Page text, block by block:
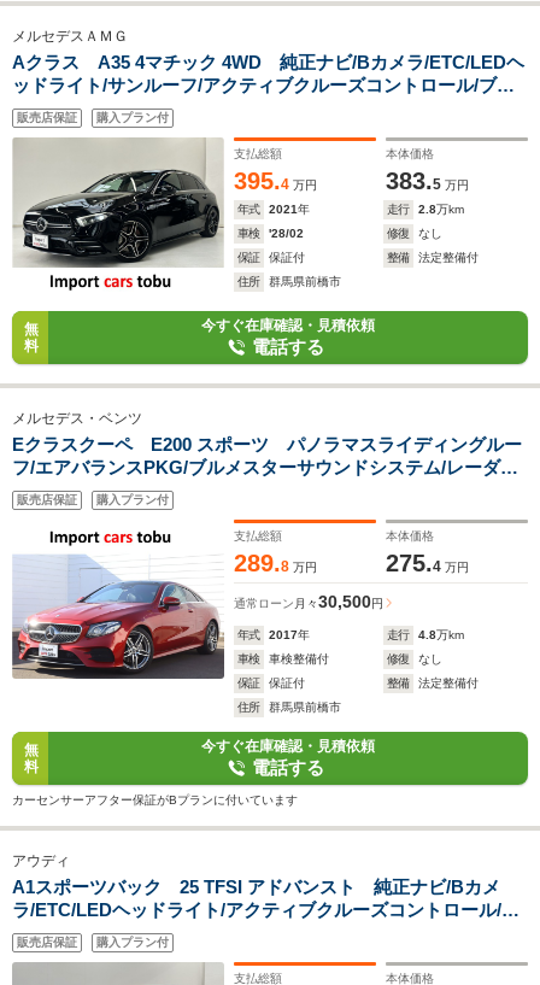
メルセデスＡＭＧ
Aクラス A35 4マチック 4WD 純正ナビ/Bカメラ/ETC/LEDヘ
ッドライト/サンルーフ/アクティブクルーズコントロール/ブラ
インドスポットモニター/
販売店保証 購入プラン付
支払総額
395.4 万円
本体価格
383.5 万円
年式
2021年 走行 2.8万km
車検
'28/02 修復
なし
保証
保証付 整備
法定整備付
住所
群馬県前橋市
無
料
今すぐ在庫確認・見積依頼
電話する
メルセデス・ベンツ
Eクラスクーペ E200 スポーツ パノラマスライディングルー
フ/エアバランスPKG/ブルメスターサウンドシステム/レーダー
セーフティPKG/純正ナビ/360度カメラ/フルセグ/黒革シートシ
ートヒーター/LEDヘッドライト
販売店保証 購入プラン付
支払総額
289.8 万円
本体価格
275.4 万円
通常ローン 月々30,500円
年式 2017年 走行 4.8万km
車検
車検整備付 修復
なし
保証
保証付 整備
法定整備付
住所
群馬県前橋市
無
料
今すぐ在庫確認・見積依頼
電話する
カーセンサーアフター保証がBプランに付いています
アウディ
A1スポーツバック 25 TFSI アドバンスト 純正ナビ/Bカメ
ラ/ETC/LEDヘッドライト/アクティブクルーズコントロール/ブ
ラインドスポットモニター/バーチャルコックピット/レーンキー
プアシスト/シートヒーター/純正アルミホイール/アドバンスド
販売店保証 購入プラン付
支払総額 本体価格